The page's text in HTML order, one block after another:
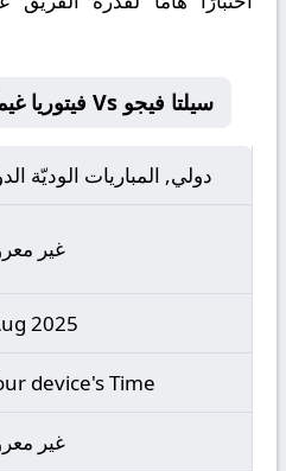
Matche Card فيتوريا غيماريش Vs سيلتا فيجو
دولي, المباريات الوديّة
غير
2025
device's Time
غير